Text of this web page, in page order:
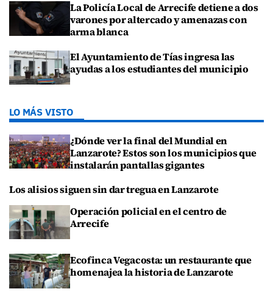
La Policía Local de Arrecife detiene a dos
varones por altercado y amenazas con
arma blanca
El Ayuntamiento de Tías ingresa las
ayudas a los estudiantes del municipio
LO MÁS VISTO
¿Dónde ver la final del Mundial en
Lanzarote? Estos son los municipios que
instalarán pantallas gigantes
Los alisios siguen sin dar tregua en Lanzarote
Operación policial en el centro de
Arrecife
Ecofinca Vegacosta: un restaurante que
homenajea la historia de Lanzarote